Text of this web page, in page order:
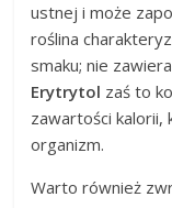
ustnej i może
roślina
smaku; nie
Erytrytol zaś to
zawartości
organizm.
Warto również